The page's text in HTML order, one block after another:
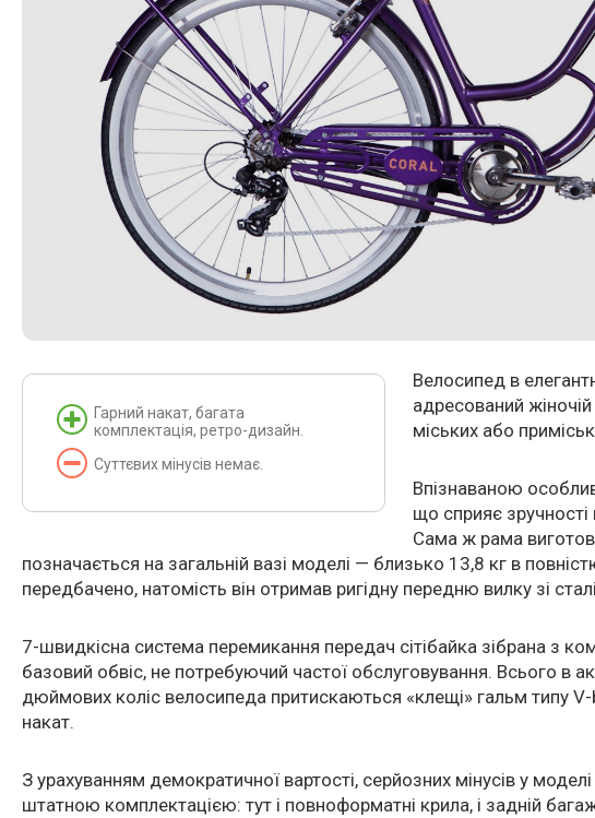
Гарний накат, багата
комплектація, ретро-дизайн.
Суттєвих мінусів немає.
Велосипед в
адресований
міських або
Впізнаваною
що сприяє зручності
Сама ж рама
позначається на загальній вазі моделі — близько 13,8 кг в
передбачено, натомість він отримав ригідну передню вилку зі
7-швидкісна система перемикання передач сітібайка зібрана з
базовий обвіс, не потребуючий частої обслуговування. Всього в
дюймових коліс велосипеда притискаються «клещі» гальм типу
накат.
З урахуванням демократичної вартості, серйозних мінусів у
штатною комплектацією: тут і повноформатні крила, і задній